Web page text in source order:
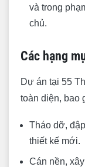
và trong
chủ.
Các hạng
Dự án tại 55
toàn diện, bao
Tháo dỡ,
thiết kế mới.
Cán nền,